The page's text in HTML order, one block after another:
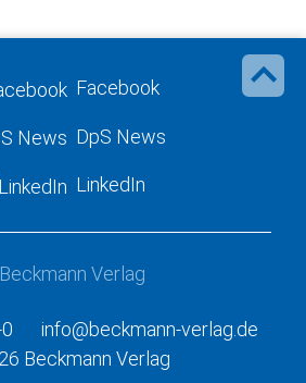
Facebook
DpS News
LinkedIn
info@beckmann-verlag.de
Beckmann Verlag